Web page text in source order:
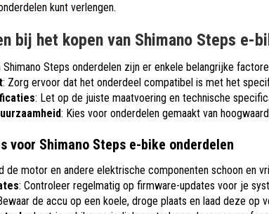
kunt verlengen.
bij het kopen van Shimano Steps e-
Shimano Steps onderdelen zijn er enkele belangrijke
: Zorg ervoor dat het onderdeel compatibel is met het
: Let op de juiste maatvoering en technische
: Kies voor onderdelen gemaakt van
voor Shimano Steps e-bike onderdelen
de motor en andere elektrische componenten schoon en
: Controleer regelmatig op firmware-updates voor je
de accu op een koele, droge plaats en laad deze op